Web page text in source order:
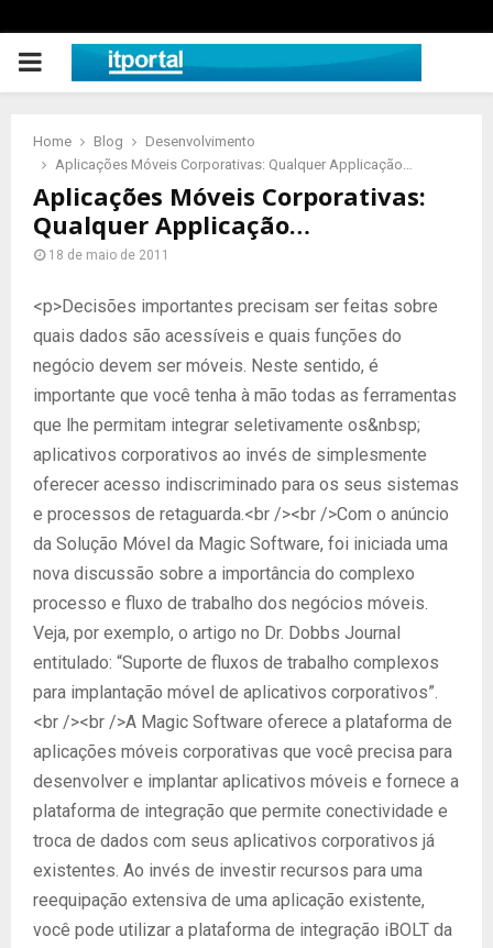
PRIMARY
Home Blog
Desenvolvimento
Aplicações Móveis Corporativas: Qualquer Applicação…
Aplicações Móveis Corporativas:
Qualquer Applicação…
18 de maio de 2011
<p>Decisões importantes precisam ser feitas sobre
quais dados são acessíveis e quais funções do
negócio devem ser móveis. Neste sentido, é
importante que você tenha à mão todas as ferramentas
que lhe permitam integrar seletivamente os&nbsp;
aplicativos corporativos ao invés de simplesmente
oferecer acesso indiscriminado para os seus sistemas
e processos de retaguarda.<br /><br />Com o anúncio
da Solução Móvel da Magic Software, foi iniciada uma
nova discussão sobre a importância do complexo
processo e fluxo de trabalho dos negócios móveis.
Veja, por exemplo, o artigo no Dr. Dobbs Journal
entitulado: “Suporte de fluxos de trabalho complexos
para implantação móvel de aplicativos corporativos”.
<br /><br />A Magic Software oferece a plataforma de
aplicações móveis corporativas que você precisa para
desenvolver e implantar aplicativos móveis e fornece a
plataforma de integração que permite conectividade e
troca de dados com seus aplicativos corporativos já
existentes. Ao invés de investir recursos para uma
reequipação extensiva de uma aplicação existente,
você pode utilizar a plataforma de integração iBOLT da